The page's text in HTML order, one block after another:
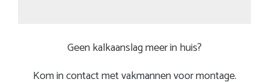
Geen kalkaanslag meer in huis?
Kom in contact met vakmannen voor montage.